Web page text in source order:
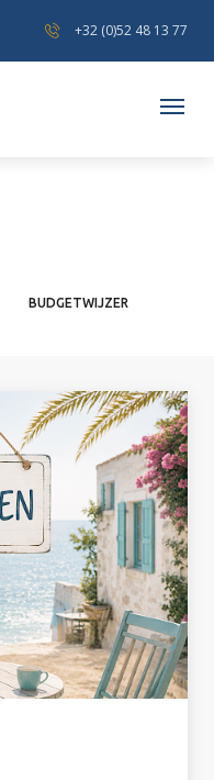
+32 (0)52 48 13 77
BUDGETWIJZER